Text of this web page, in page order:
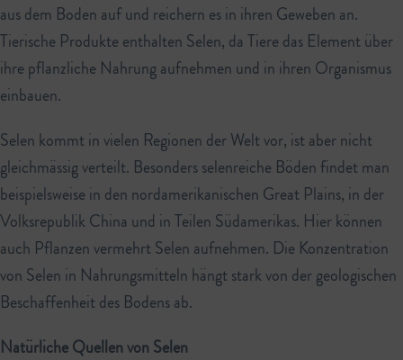
aus dem Boden auf und reichern es in ihren Geweben an.
Tierische Produkte enthalten Selen, da Tiere das Element über
ihre pflanzliche Nahrung aufnehmen und in ihren Organismus
einbauen.
Selen kommt in vielen Regionen der Welt vor, ist aber nicht
gleichmässig verteilt. Besonders selenreiche Böden findet man
beispielsweise in den nordamerikanischen Great Plains, in der
Volksrepublik China und in Teilen Südamerikas. Hier können
auch Pflanzen vermehrt Selen aufnehmen. Die Konzentration
von Selen in Nahrungsmitteln hängt stark von der geologischen
Beschaffenheit des Bodens ab.
Natürliche Quellen von Selen